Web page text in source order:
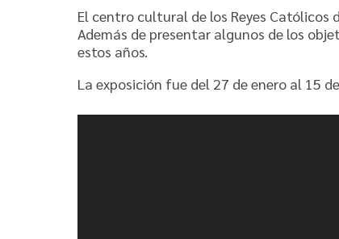
El centro cultural de los Reyes Católicos
Además de presentar algunos de los
estos años.
La exposición fue del 27 de enero al 15